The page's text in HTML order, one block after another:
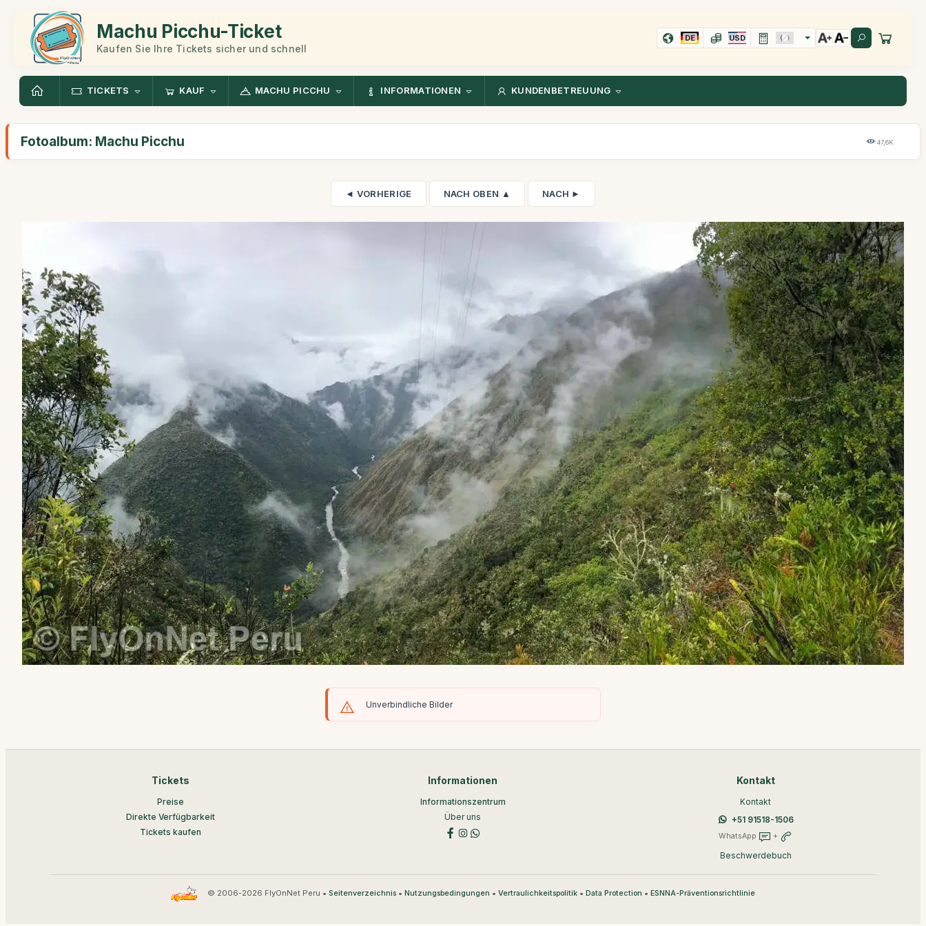
Machu Picchu-Ticket
Kaufen Sie Ihre Tickets sicher und schnell
DE USD
TICKETS KAUF MACHU PICCHU INFORMATIONEN KUNDENBETREUUNG
Fotoalbum: Machu Picchu 47,6K
◄ VORHERIGE NACH OBEN ▲ NACH ►
Unverbindliche Bilder
Tickets
Preise
Direkte Verfügbarkeit
Tickets kaufen
Informationen
Informationszentrum
Über uns
Kontakt
Kontakt
+51 91518-1506
WhatsApp +
Beschwerdebuch
© 2006-2026 FlyOnNet Peru • Seitenverzeichnis• Nutzungsbedingungen • Vertraulichkeitspolitik• Data Protection • ESNNA-Präventionsrichtlinie